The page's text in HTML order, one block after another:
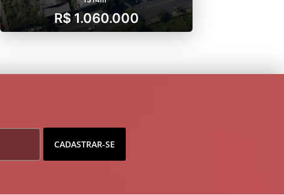
R$ 1.060.000
CADASTRAR-SE